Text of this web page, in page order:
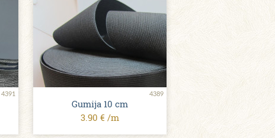
4391 4389
Gumija 10 сm
3.90 € /m